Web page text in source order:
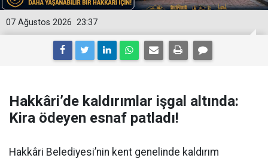
23:37
07 Ağustos 2026
Hakkâri’de kaldırımlar işgal altında:
Kira ödeyen esnaf patladı!
Hakkâri Belediyesi’nin kent genelinde kaldırım